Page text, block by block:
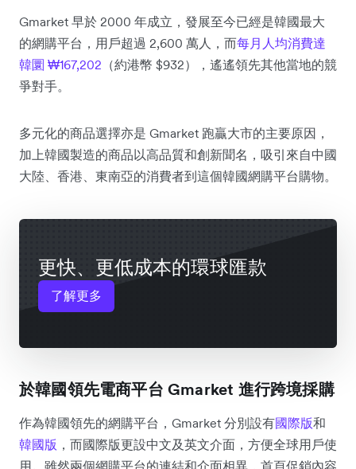
Gmarket 早於 2000 年成立，發展至今已經是韓國最大
的網購平台，用戶超過 2,600 萬人，而每月人均消費達
韓圜 ₩167,202 （約港幣 $932），遙遙領先其他當地的競
爭對手。
多元化的商品選擇亦是 Gmarket 跑贏大市的主要原因，
加上韓國製造的商品以高品質和創新聞名，吸引來自中國
大陸、香港、東南亞的消費者到這個韓國網購平台購物。
更快、更低成本的環球匯款
了解更多
於韓國領先電商平台 Gmarket 進行跨境採購
作為韓國領先的網購平台，Gmarket 分別設有國際版和
韓國版 ，而國際版更設中文及英文介面，方便全球用戶使